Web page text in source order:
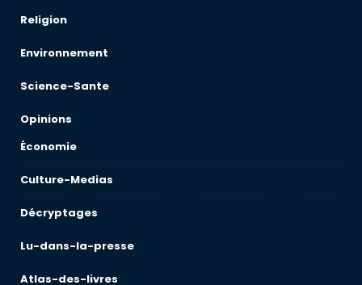
Religion
Environnement
Science-Sante
Opinions
Économie
Culture-Medias
Décryptages
Lu-dans-la-presse
Atlas-des-livres